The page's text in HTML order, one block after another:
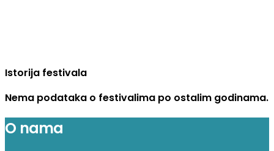
Istorija festivala
Nema podataka o festivalima po ostalim godinama.
O nama